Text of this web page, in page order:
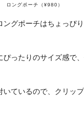
ロングポーチ（¥980）
ングポーチはちょっぴ
ったりのサイズ感で
いているので、クリッ